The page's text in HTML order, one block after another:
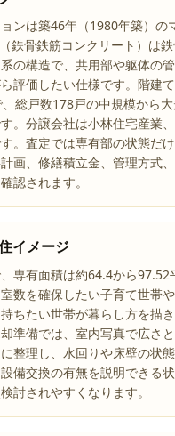
ンは築46年（1980年築）の
鉄骨鉄筋コンクリート）は
の構造で、共用部や躯体の
評価したい仕様です。階建
総戸数178戸の中規模から
。分譲会社は小林住宅産業
。査定では専有部の状態だ
画、修繕積立金、管理方式
認されます。
イメージ
専有面積は約64.4から97.52
数を確保したい子育て世帯
ちたい世帯が暮らし方を描
準備では、室内写真で広さ
整理し、水回りや床壁の状
備交換の有無を説明できる
討されやすくなります。